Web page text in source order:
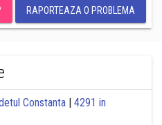
RAPORTEAZA O PROBLEMA
Constanta | 4291 in